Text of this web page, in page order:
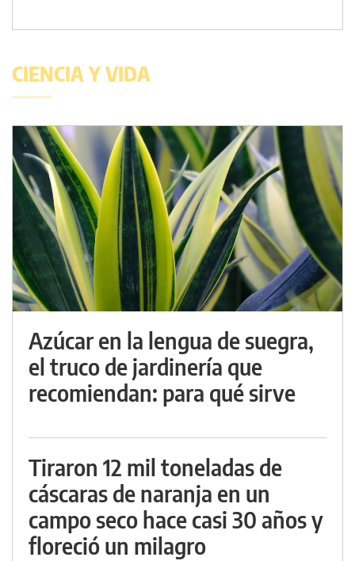
CIENCIA Y VIDA
Azúcar en la lengua de suegra,
el truco de jardinería que
recomiendan: para qué sirve
Tiraron 12 mil toneladas de
cáscaras de naranja en un
campo seco hace casi 30 años y
floreció un milagro